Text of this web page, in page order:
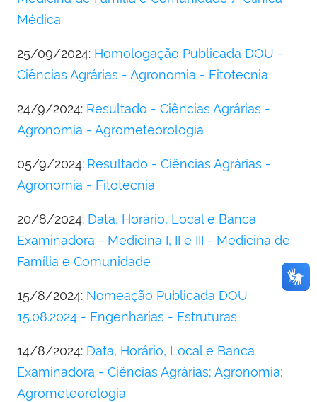
Médica
25/09/2024: Homologação Publicada DOU -
Ciências Agrárias - Agronomia - Fitotecnia
24/9/2024: Resultado - Ciências Agrárias -
Agronomia - Agrometeorologia
05/9/2024: Resultado - Ciências Agrárias -
Agronomia - Fitotecnia
20/8/2024: Data, Horário, Local e Banca
Examinadora - Medicina I, II e III - Medicina de
Família e Comunidade
15/8/2024: Nomeação Publicada DOU
15.08.2024 - Engenharias - Estruturas
14/8/2024: Data, Horário, Local e Banca
Examinadora - Ciências Agrárias; Agronomia;
Agrometeorologia